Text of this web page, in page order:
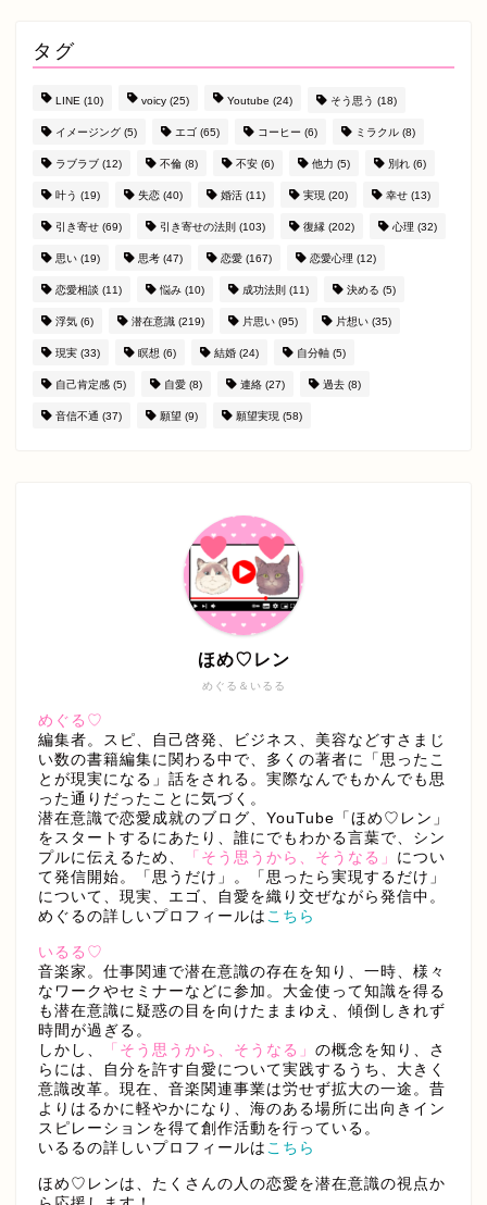
タグ
LINE (10) voicy (25) Youtube (24) そう思う (18)
イメージング (5) エゴ (65) コーヒー (6) ミラクル (8)
ラブラブ (12) 不倫 (8) 不安 (6) 他力 (5) 別れ (6)
叶う (19) 失恋 (40) 婚活 (11) 実現 (20) 幸せ (13)
引き寄せ (69) 引き寄せの法則 (103) 復縁 (202) 心理 (32)
思い (19) 思考 (47) 恋愛 (167) 恋愛心理 (12)
恋愛相談 (11) 悩み (10) 成功法則 (11) 決める (5)
浮気 (6) 潜在意識 (219) 片思い (95) 片想い (35)
現実 (33) 瞑想 (6) 結婚 (24) 自分軸 (5)
自己肯定感 (5) 自愛 (8) 連絡 (27) 過去 (8)
音信不通 (37) 願望 (9) 願望実現 (58)
めぐる＆いるる
ほめ♡レン
めぐる♡
編集者。スピ、自己啓発、ビジネス、美容などすさまじ
い数の書籍編集に関わる中で、多くの著者に「思ったこ
とが現実になる」話をされる。実際なんでもかんでも思
った通りだったことに気づく。
潜在意識で恋愛成就のブログ、YouTube「ほめ♡レン」
をスタートするにあたり、誰にでもわかる言葉で、シン
プルに伝えるため、
「そう思うから、そうなる」 につい
て発信開始。「思うだけ」。「思ったら実現するだけ」
について、現実、エゴ、自愛を織り交ぜながら発信中。
めぐるの詳しいプロフィールは こちら
いるる♡
音楽家。仕事関連で潜在意識の存在を知り、一時、様々
なワークやセミナーなどに参加。大金使って知識を得る
も潜在意識に疑惑の目を向けたままゆえ、傾倒しきれず
時間が過ぎる。
しかし、
「そう思うから、そうなる」 の概念を知り、さ
らには、自分を許す自愛について実践するうち、大きく
意識改革。現在、音楽関連事業は労せず拡大の一途。昔
よりはるかに軽やかになり、海のある場所に出向きイン
スピレーションを得て創作活動を行っている。
いるるの詳しいプロフィールは こちら
ほめ♡レンは、たくさんの人の恋愛を潜在意識の視点か